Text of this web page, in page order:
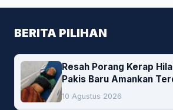
BERITA PILIHAN
Resah Porang Kerap
Pakis Baru Amankan
Pencurian
10 Agustus 2026